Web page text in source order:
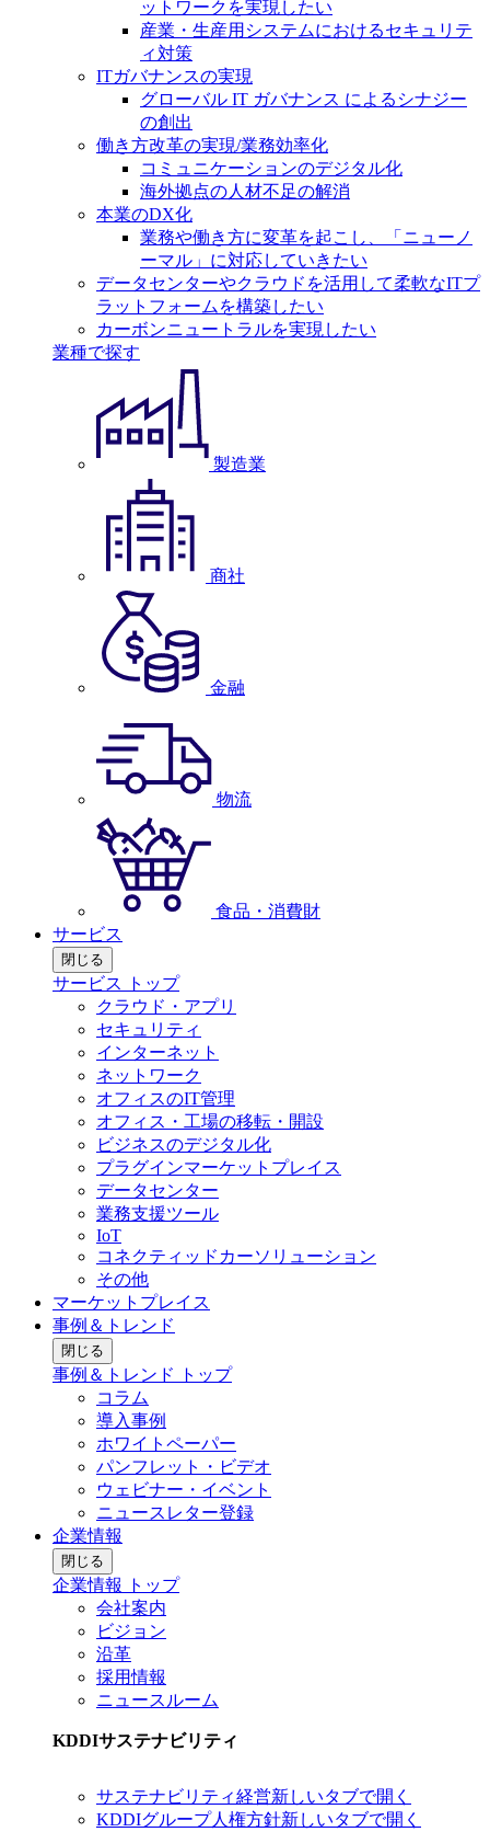
ットワークを実現したい
産業・生産用システムにおけるセキュリテ
ィ対策
ITガバナンスの実現
グローバル IT ガバナンス によるシナジー
の創出
働き方改革の実現/業務効率化
コミュニケーションのデジタル化
海外拠点の人材不足の解消
本業のDX化
業務や働き方に変革を起こし、「ニューノ
ーマル」に対応していきたい
データセンターやクラウドを活用して柔軟なITプ
ラットフォームを構築したい
カーボンニュートラルを実現したい
業種で探す
製造業
商社
金融
物流
食品・消費財
サービス
閉じる
サービス トップ
クラウド・アプリ
セキュリティ
インターネット
ネットワーク
オフィスのIT管理
オフィス・工場の移転・開設
ビジネスのデジタル化
プラグインマーケットプレイス
データセンター
業務支援ツール
IoT
コネクティッドカーソリューション
その他
マーケットプレイス
事例＆トレンド
閉じる
事例＆トレンド トップ
コラム
導入事例
ホワイトペーパー
パンフレット・ビデオ
ウェビナー・イベント
ニュースレター登録
企業情報
閉じる
企業情報 トップ
会社案内
ビジョン
沿革
採用情報
ニュースルーム
KDDIサステナビリティ
サステナビリティ経営新しいタブで開く
KDDIグループ人権方針新しいタブで開く